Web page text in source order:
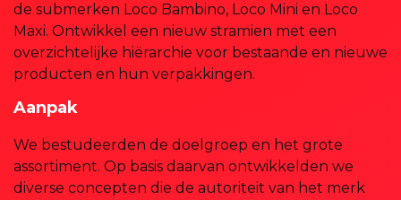
de submerken Loco Bambino, Loco Mini en Loco
Maxi. Ontwikkel een nieuw stramien met een
overzichtelijke hiërarchie voor bestaande en nieuwe
producten en hun verpakkingen.
Aanpak
We bestudeerden de doelgroep en het grote
assortiment. Op basis daarvan ontwikkelden we
diverse concepten die de autoriteit van het merk